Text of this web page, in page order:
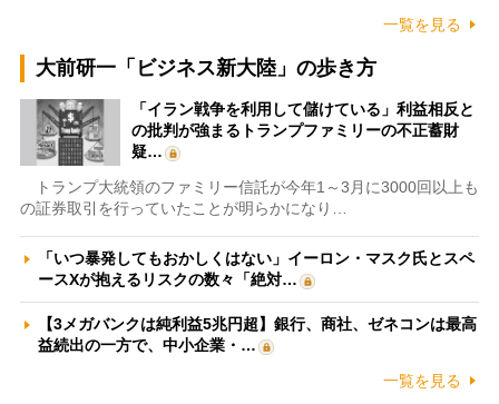
一覧を見る
大前研一「ビジネス新大陸」の歩き方
「イラン戦争を利用して儲けている」利益相反と
の批判が強まるトランプファミリーの不正蓄財
疑…
トランプ大統領のファミリー信託が今年1～3月に3000回以上も
の証券取引を行っていたことが明らかになり…
「いつ暴発してもおかしくはない」イーロン・マスク氏とスペ
ースXが抱えるリスクの数々「絶対…
【3メガバンクは純利益5兆円超】銀行、商社、ゼネコンは最高
益続出の一方で、中小企業・…
一覧を見る